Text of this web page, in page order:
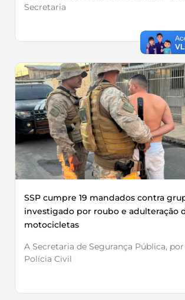
Secretaria
SSP cumpre 19 mandados contra
investigado por roubo e adulteração
motocicletas
A Secretaria de Segurança Pública,
Polícia Civil